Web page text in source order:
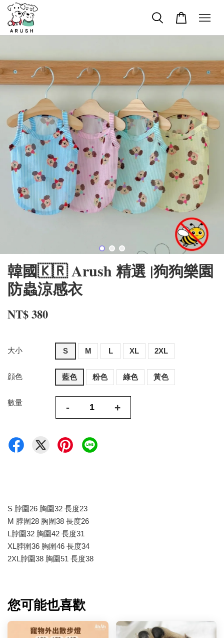
韓國🇰🇷 Arush 精選 |狗狗樂園
防蟲涼感衣
NT$ 380
大小 S M L XL 2XL
顔色 藍色 粉色 綠色 黃色
數量 - +
S 脖圍26 胸圍32 長度23
M 脖圍28 胸圍38 長度26
L脖圍32 胸圍42 長度31
XL脖圍36 胸圍46 長度34
2XL脖圍38 胸圍51 長度38
您可能也喜歡